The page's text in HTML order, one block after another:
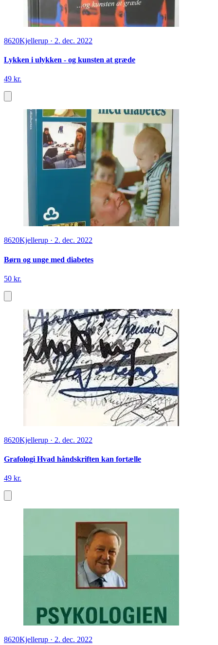
8620Kjellerup · 2. dec. 2022
Lykken i ulykken - og kunsten at græde
49 kr.
8620Kjellerup · 2. dec. 2022
Børn og unge med diabetes
50 kr.
8620Kjellerup · 2. dec. 2022
Grafologi Hvad håndskriften kan fortælle
49 kr.
8620Kjellerup · 2. dec. 2022